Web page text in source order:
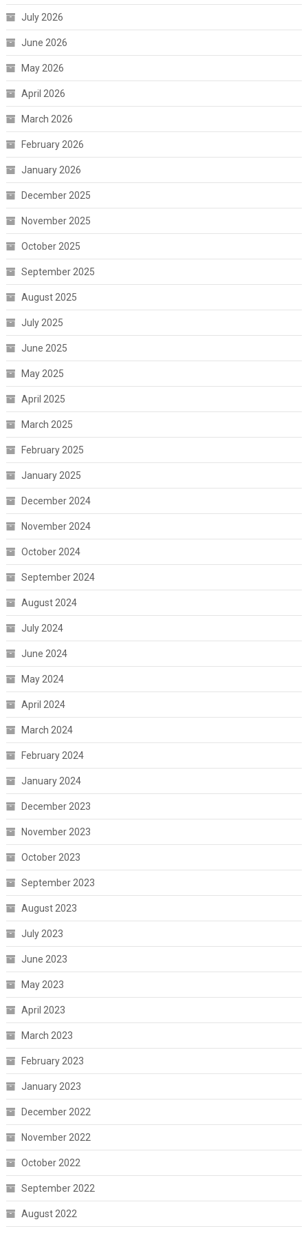
July 2026
June 2026
May 2026
April 2026
March 2026
February 2026
January 2026
December 2025
November 2025
October 2025
September 2025
August 2025
July 2025
June 2025
May 2025
April 2025
March 2025
February 2025
January 2025
December 2024
November 2024
October 2024
September 2024
August 2024
July 2024
June 2024
May 2024
April 2024
March 2024
February 2024
January 2024
December 2023
November 2023
October 2023
September 2023
August 2023
July 2023
June 2023
May 2023
April 2023
March 2023
February 2023
January 2023
December 2022
November 2022
October 2022
September 2022
August 2022